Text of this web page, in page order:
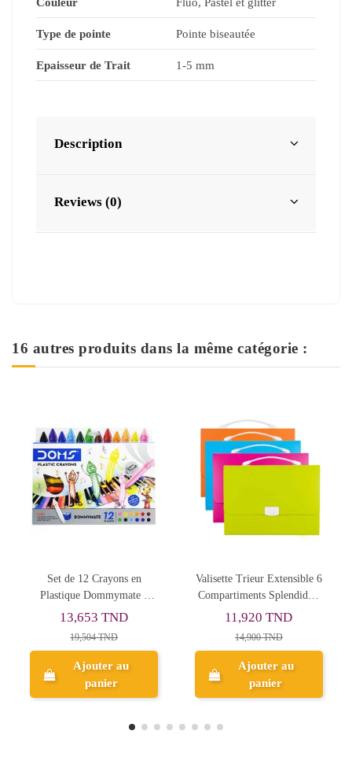
Type de pointe Pointe biseautée
Epaisseur de Trait 1-5 mm
Description
Reviews (0)
16 autres produits dans la même catégorie :
12 Crayons en
Dommymate -
panier
Valisette Trieur Extensible 6
Compartiments Splendida -
panier
Protège-
Cristal A4,